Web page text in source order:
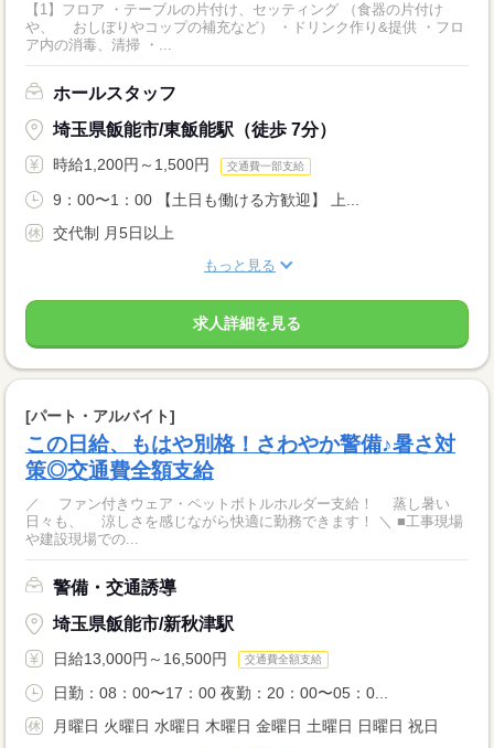
【1】フロア ・テーブルの片付け、セッティング （食器の片付け
や、 おしぼりやコップの補充など） ・ドリンク作り&提供 ・フロ
ア内の消毒、清掃 ・...
ホールスタッフ
埼玉県飯能市/東飯能駅（徒歩 7分）
時給1,200円～1,500円 交通費一部支給
9：00〜1：00 【土日も働ける方歓迎】 上...
交代制 月5日以上
もっと見る
求人詳細を見る
[パート・アルバイト]
この日給、もはや別格！さわやか警備♪暑さ対
策◎交通費全額支給
／ ファン付きウェア・ペットボトルホルダー支給！ 蒸し暑い
日々も、 涼しさを感じながら快適に勤務できます！ ＼ ■工事現場
や建設現場での...
警備・交通誘導
埼玉県飯能市/新秋津駅
日給13,000円～16,500円 交通費全額支給
日勤：08：00〜17：00 夜勤：20：00〜05：0...
月曜日 火曜日 水曜日 木曜日 金曜日 土曜日 日曜日 祝日